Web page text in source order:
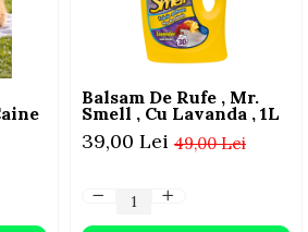
Balsam De Rufe , Mr.
Smell , Cu Lavanda , 1L
49,00 Lei
39,00 Lei